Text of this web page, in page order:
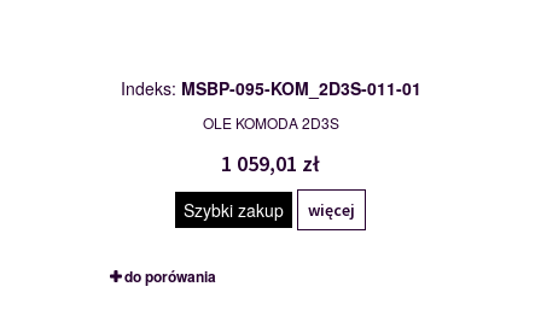
Indeks: MSBP-095-KOM_2D3S-011-01
OLE KOMODA 2D3S
1 059,01 zł
Szybki zakup więcej
do porówania